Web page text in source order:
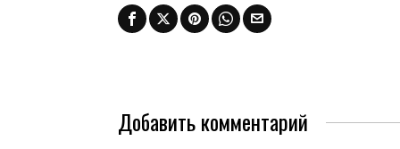
Добавить комментарий